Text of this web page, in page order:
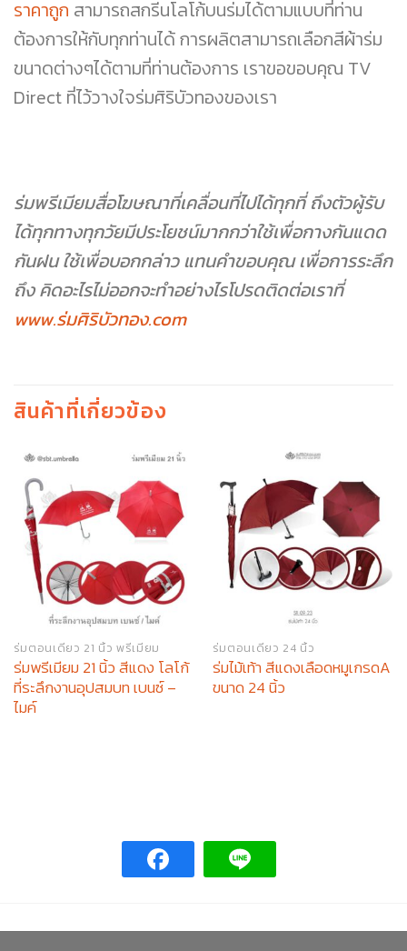
ราคาถูก สามารถสกรีนโลโก้บนร่มได้ตามแบบที่ท่าน
ต้องการให้กับทุกท่านได้ การผลิตสามารถเลือกสีผ้าร่ม
ขนาดต่างๆได้ตามที่ท่านต้องการ เราขอขอบคุณ TV
Direct ที่ไว้วางใจร่มศิริบัวทองของเรา
ร่มพรีเมียมสื่อโฆษณาที่เคลื่อนที่ไปได้ทุกที่ ถึงตัวผู้รับ
ได้ทุกทางทุกวัยมีประโยชน์มากกว่าใช้เพื่อกางกันแดด
กันฝน ใช้เพื่อบอกกล่าว แทนคำขอบคุณ เพื่อการระลึก
ถึง คิดอะไรไม่ออกจะทำอย่างไรโปรดติดต่อเราที่
www.ร่มศิริบัวทอง.com
สินค้าที่เกี่ยวข้อง
ร่มตอนเดียว 21 นิ้ว พรีเมียม
ร่มพรีเมียม 21 นิ้ว สีแดง โลโก้
ที่ระลึกงานอุปสมบท เบนซ์ –
ไมค์
ร่มตอนเดียว 24 นิ้ว
ร่มไม้เท้า สีแดงเลือดหมูเกรดA
ขนาด 24 นิ้ว